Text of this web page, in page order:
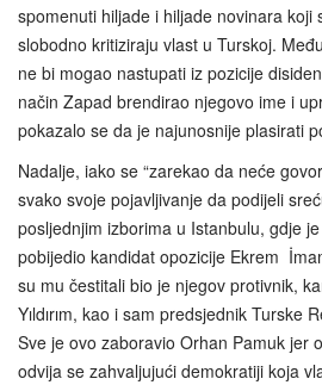
spomenuti hiljade i hiljade novinara koji
slobodno kritiziraju vlast u Turskoj.
ne bi mogao nastupati iz pozicije
način Zapad brendirao njegovo ime i
pokazalo se da je najunosnije plasirati
Nadalje, iako se “zarekao da neće
svako svoje pojavljivanje da podijeli
posljednjim izborima u Istanbulu, gdje
pobijedio kandidat opozicije Ekrem
su mu čestitali bio je njegov protivnik,
Yıldırım, kao i sam predsjednik Turske
Sve je ovo zaboravio Orhan Pamuk jer
odvija se zahvaljujući demokratiji koja